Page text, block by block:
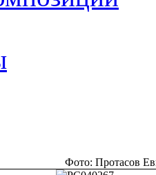
Фото: Протасов